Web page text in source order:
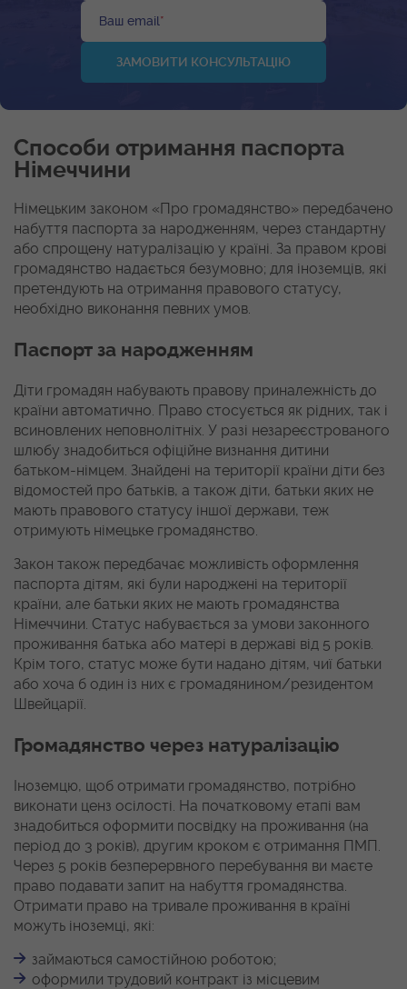
Ваш email*
Способи отримання паспорта
Німеччини
Німецьким законом «Про громадянство» передбачено
набуття паспорта за народженням, через стандартну
або спрощену натуралізацію у країні. За правом крові
громадянство надається безумовно; для іноземців, які
претендують на отримання правового статусу,
необхідно виконання певних умов.
Паспорт за народженням
Діти громадян набувають правову приналежність до
країни автоматично. Право стосується як рідних, так і
всиновлених неповнолітніх. У разі незареєстрованого
шлюбу знадобиться офіційне визнання дитини
батьком-німцем. Знайдені на території країни діти без
відомостей про батьків, а також діти, батьки яких не
мають правового статусу іншої держави, теж
отримують німецьке громадянство.
Закон також передбачає можливість оформлення
паспорта дітям, які були народжені на території
країни, але батьки яких не мають громадянства
Німеччини. Статус набувається за умови законного
проживання батька або матері в державі від 5 років.
Крім того, статус може бути надано дітям, чиї батьки
або хоча б один із них є громадянином/резидентом
Швейцарії.
Громадянство через натуралізацію
Іноземцю, щоб отримати громадянство, потрібно
виконати ценз осілості. На початковому етапі вам
знадобиться оформити посвідку на проживання (на
період до 3 років), другим кроком є отримання ПМП.
Через 5 років безперервного перебування ви маєте
право подавати запит на набуття громадянства.
Отримати право на тривале проживання в країні
можуть іноземці, які:
займаються самостійною роботою;
оформили трудовий контракт із місцевим